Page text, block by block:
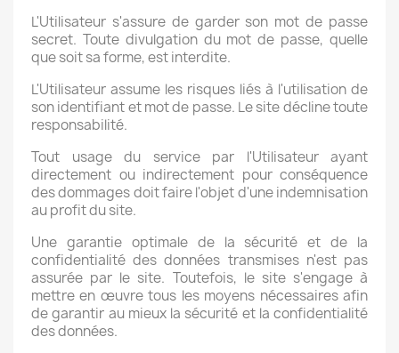
L'Utilisateur s'assure de garder son mot de passe
secret. Toute divulgation du mot de passe, quelle
que soit sa forme, est interdite.
L'Utilisateur assume les risques liés à l'utilisation de
son identifiant et mot de passe. Le site décline toute
responsabilité.
Tout usage du service par l'Utilisateur ayant
directement ou indirectement pour conséquence
des dommages doit faire l'objet d'une indemnisation
au profit du site.
Une garantie optimale de la sécurité et de la
confidentialité des données transmises n'est pas
assurée par le site. Toutefois, le site s'engage à
mettre en œuvre tous les moyens nécessaires afin
de garantir au mieux la sécurité et la confidentialité
des données.